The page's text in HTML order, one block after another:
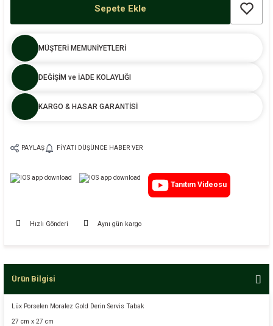
Sepete Ekle
MÜŞTERİ MEMUNİYETLERİ
DEĞİŞİM ve İADE KOLAYLIĞI
KARGO & HASAR GARANTİSİ
PAYLAŞ FIYATI DÜŞÜNCE HABER VER
Tanıtım Videosu
Hızlı Gönderi Aynı gün kargo
Ürün Bilgisi
Lüx Porselen Moralez Gold Derin Servis Tabak
27 cm x 27 cm